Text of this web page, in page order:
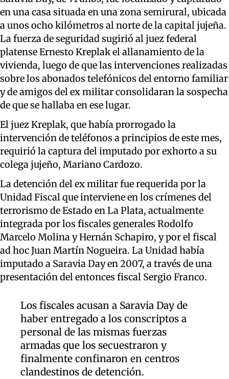
en una casa situada en una zona semirural, ubicada
a unos ocho kilómetros al norte de la capital jujeña.
La fuerza de seguridad sugirió al juez federal
platense Ernesto Kreplak el allanamiento de la
vivienda, luego de que las intervenciones realizadas
sobre los abonados telefónicos del entorno familiar
y de amigos del ex militar consolidaran la sospecha
de que se hallaba en ese lugar.
El juez Kreplak, que había prorrogado la
intervención de teléfonos a principios de este mes,
requirió la captura del imputado por exhorto a su
colega jujeño, Mariano Cardozo.
La detención del ex militar fue requerida por la
Unidad Fiscal que interviene en los crímenes del
terrorismo de Estado en La Plata, actualmente
integrada por los fiscales generales Rodolfo
Marcelo Molina y Hernán Schapiro, y por el fiscal
ad hoc Juan Martín Nogueira. La Unidad había
imputado a Saravia Day en 2007, a través de una
presentación del entonces fiscal Sergio Franco.
Los fiscales acusan a Saravia Day de
haber entregado a los conscriptos a
personal de las mismas fuerzas
armadas que los secuestraron y
finalmente confinaron en centros
clandestinos de detención.